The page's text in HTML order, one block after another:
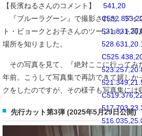
541,20
【長濱ねるさんのコメント】
『ブルーラグーン』で撮影された、アイ
ト・ビョークとお子さんのツーショット
場所を知りました。
その写真を見て、『絶対ここに行ってみ
年前。こうして写真集で再訪できて嬉しか
クをしたのですが、その様子も写真集には
先行カット第3弾 (2025年5月29日公開)